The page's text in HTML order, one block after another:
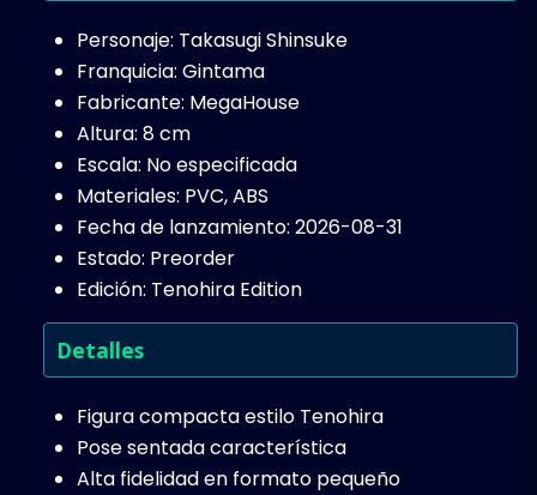
Personaje: Takasugi Shinsuke
Franquicia: Gintama
Fabricante: MegaHouse
Altura: 8 cm
Escala: No especificada
Materiales: PVC, ABS
Fecha de lanzamiento: 2026-08-31
Estado: Preorder
Edición: Tenohira Edition
Detalles
Figura compacta estilo Tenohira
Pose sentada característica
Alta fidelidad en formato pequeño